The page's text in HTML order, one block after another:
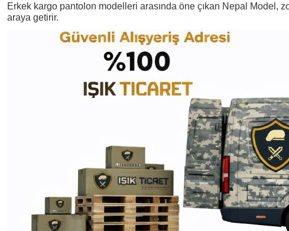
Erkek kargo pantolon modelleri arasında öne çıkan Nepal Model,
araya getirir.